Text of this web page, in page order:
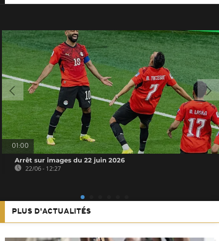
01:00
Arrêt sur images du 22 juin 2026
22/06 - 12:27
PLUS D'ACTUALITÉS